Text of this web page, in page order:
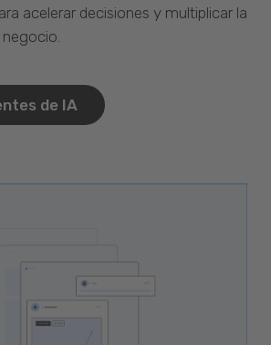
acelerar decisiones y multiplicar la
de IA